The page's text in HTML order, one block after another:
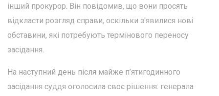
інший прокурор. Він повідомив, що вони просять
відкласти розгляд справи, оскільки з'явилися нові
обставини, які потребують термінового переносу
засідання.
На наступний день після майже п’ятигодинного
засідання суддя оголосила своє рішення: генерала